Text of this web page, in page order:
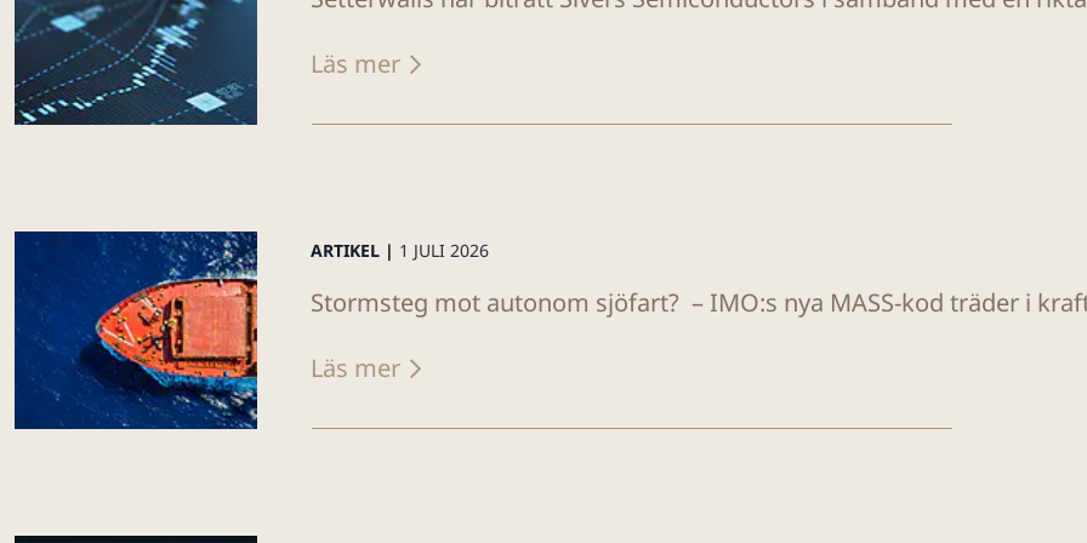
Läs mer
ARTIKEL | 1 JULI 2026
Stormsteg mot autonom sjöfart? – IMO:s nya MASS-kod träder i
Läs mer